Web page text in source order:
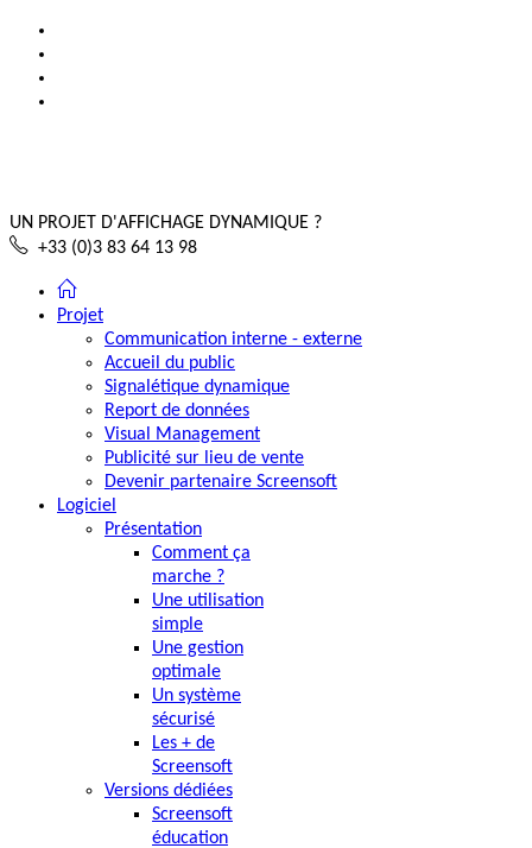
UN PROJET D'AFFICHAGE DYNAMIQUE ?
+33 (0)3 83 64 13 98
Projet
Communication interne - externe
Accueil du public
Signalétique dynamique
Report de données
Visual Management
Publicité sur lieu de vente
Devenir partenaire Screensoft
Logiciel
Présentation
Comment ça
marche ?
Une utilisation
simple
Une gestion
optimale
Un système
sécurisé
Les + de
Screensoft
Versions dédiées
Screensoft
éducation